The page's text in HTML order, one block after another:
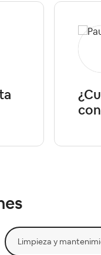
Limpieza y